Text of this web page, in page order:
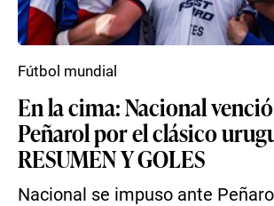
En la cima: Nacional venció
Peñarol por el clásico
RESUMEN Y GOLES
Nacional se impuso ante
Fútbol mundial